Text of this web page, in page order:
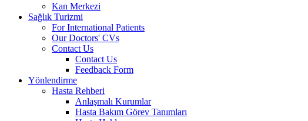
Kan Merkezi
Sağlık Turizmi
For International Patients
Our Doctors' CVs
Contact Us
Contact Us
Feedback Form
Yönlendirme
Hasta Rehberi
Anlaşmalı Kurumlar
Hasta Bakım Görev Tanımları